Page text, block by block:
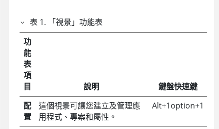
表 1.
「視景」功能表
功
能
表
項
目
說明
鍵盤快速鍵
配
置
這個視景可讓您建立及管理應
用程式、專案和屬性。
Alt+1option+1